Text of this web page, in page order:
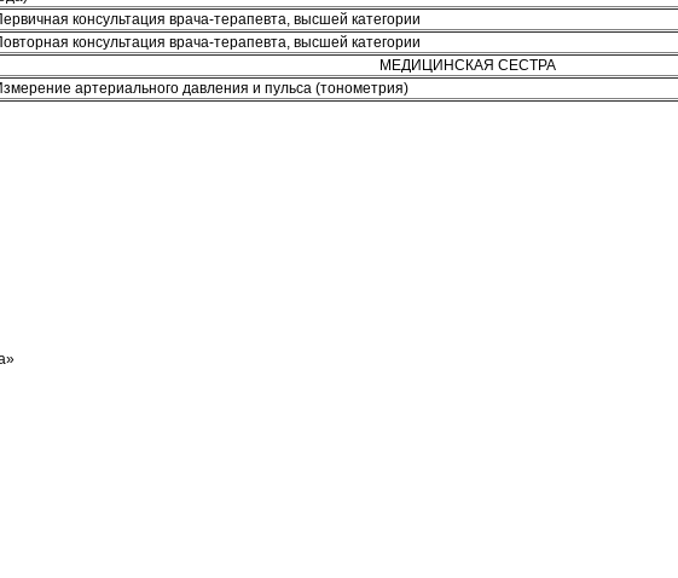
консультация врача-терапевта, высшей категории
консультация врача-терапевта, высшей категории
МЕДИЦИНСКАЯ СЕСТРА
артериального давления и пульса (тонометрия)